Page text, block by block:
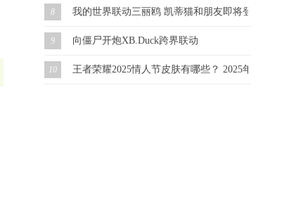
8 我的世界联动三丽鸥 凯蒂猫和朋友即将登场！
9 向僵尸开炮XB.Duck跨界联动
10 王者荣耀2025情人节皮肤有哪些？ 2025年情人节